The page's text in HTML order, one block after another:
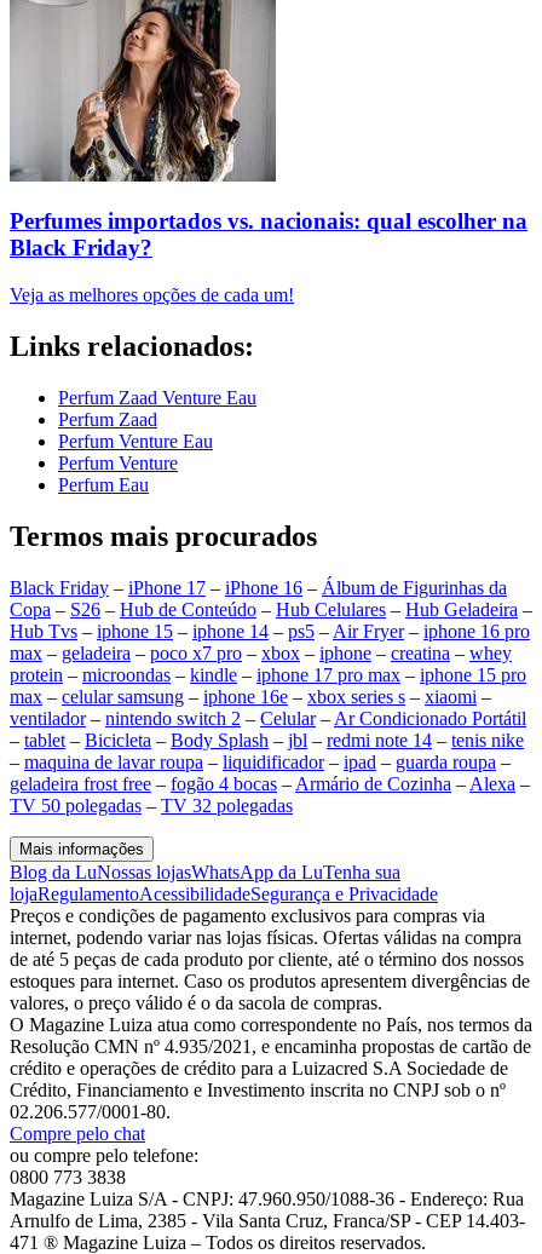
Perfumes importados vs. nacionais: qual escolher na
Black Friday?
Veja as melhores opções de cada um!
Links relacionados:
Perfum Zaad Venture Eau
Perfum Zaad
Perfum Venture Eau
Perfum Venture
Perfum Eau
Termos mais procurados
Black Friday – iPhone 17 – iPhone 16 – Álbum de Figurinhas da
Copa – S26 – Hub de Conteúdo – Hub Celulares – Hub Geladeira –
Hub Tvs – iphone 15 – iphone 14 – ps5 – Air Fryer– iphone 16 pro
max – geladeira – poco x7 pro – xbox – iphone – creatina – whey
protein – microondas – kindle – iphone 17 pro max – iphone 15 pro
max – celular samsung – iphone 16e – xbox series s – xiaomi –
ventilador– nintendo switch 2 – Celular– Ar Condicionado Portátil
– tablet – Bicicleta – Body Splash – jbl – redmi note 14 – tenis nike
– maquina de lavar roupa – liquidificador– ipad – guarda roupa –
geladeira frost free – fogão 4 bocas – Armário de Cozinha – Alexa –
TV 50 polegadas – TV 32 polegadas
Mais informações
Blog da LuNossas lojasWhatsApp da LuTenha sua
lojaRegulamentoAcessibilidadeSegurança e Privacidade
Preços e condições de pagamento exclusivos para compras via
internet, podendo variar nas lojas físicas. Ofertas válidas na compra
de até 5 peças de cada produto por cliente, até o término dos nossos
estoques para internet. Caso os produtos apresentem divergências de
valores, o preço válido é o da sacola de compras.
O Magazine Luiza atua como correspondente no País, nos termos da
Resolução CMN nº 4.935/2021, e encaminha propostas de cartão de
crédito e operações de crédito para a Luizacred S.A Sociedade de
Crédito, Financiamento e Investimento inscrita no CNPJ sob o nº
02.206.577/0001-80.
Compre pelo chat
ou compre pelo telefone:
0800 773 3838
Magazine Luiza S/A - CNPJ: 47.960.950/1088-36 - Endereço: Rua
Arnulfo de Lima, 2385 - Vila Santa Cruz, Franca/SP - CEP 14.403-
471 ® Magazine Luiza – Todos os direitos reservados.